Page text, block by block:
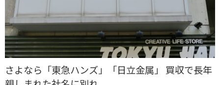
さよなら「東急ハンズ」「日立金属」 買収で長年